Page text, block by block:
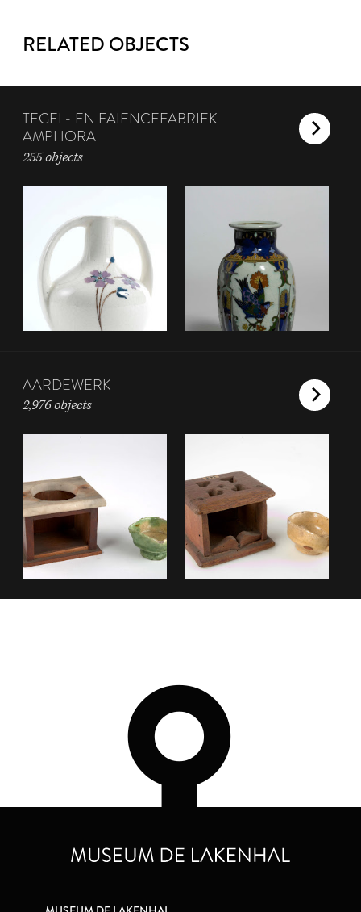
RELATED OBJECTS
TEGEL- EN FAIENCEFABRIEK
AMPHORA
255 objects
AARDEWERK
2,976 objects